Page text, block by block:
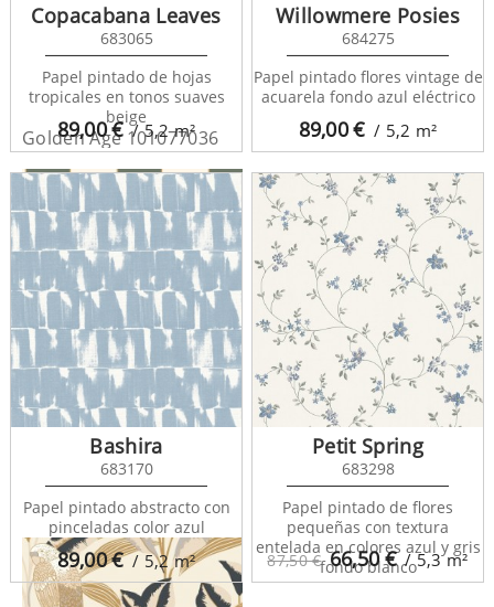
Golden Age 101077036
Golden Age 101077144
89,00€ / 5,2m²
Copacabana Leaves
683065
Papel pintado de hojas
tropicales en tonos suaves
beige
89,00€ / 5,2 m²
Willowmere Posies
684275
Papel pintado flores vintage de
acuarela fondo azul eléctrico
89,00€ / 5,2m²
Bashira
683170
Papel pintado abstracto con
pinceladas color azul
87,50 € 66,50€ / 5,3m²
Petit Spring
683298
Papel pintado de flores
pequeñas con textura
entelada en colores azul y gris
fondo blanco